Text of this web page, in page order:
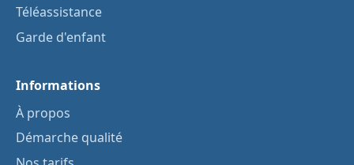
Téléassistance
Garde d'enfant
Informations
À propos
Démarche qualité